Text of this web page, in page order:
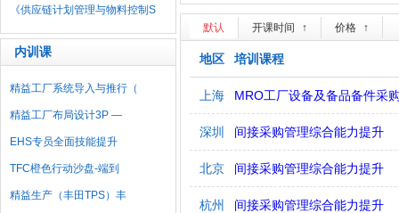
《供应链计划管理与物料控制S
内训课
精益工厂系统导入与推行（
精益工厂布局设计3P —
EHS专员全面技能提升
TFC橙色行动沙盘-端到
精益生产（丰田TPS）丰
默认 开课时间 ↑ 价格 ↑
地区 培训课程
上海 MRO工厂设备及备品备件采
深圳 间接采购管理综合能力提升
北京 间接采购管理综合能力提升
杭州 间接采购管理综合能力提升